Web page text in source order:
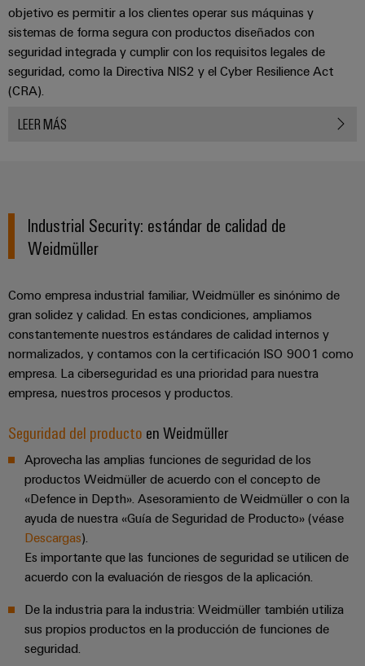
los
diferentes
sectores
la
Oil
&
Gas
un
funcionamiento
seguro
con
soluciones
integradas
para
de
Sector
ferroviario
Soluciones
modernas
y
digitales
para
movilidad
respetuosa
con
Industrial
AI
Acceso
remoto
Application
IoT
Workplace
&
Accesorios
Máquinas
automáticas
Software
Señalizadores
Impresoras
Industry
light
objetivo es permitir a los clientes operar sus máquinas y
sistemas de forma segura con productos diseñados con
seguridad integrada y cumplir con los requisitos legales de
seguridad, como la Directiva NIS2 y el Cyber Resilience Act
(CRA).
LEER MÁS
Industrial Security: estándar de calidad de
Weidmüller
Como empresa industrial familiar, Weidmüller es sinónimo de
gran solidez y calidad. En estas condiciones, ampliamos
constantemente nuestros estándares de calidad internos y
normalizados, y contamos con la certificación ISO 9001 como
empresa. La ciberseguridad es una prioridad para nuestra
empresa, nuestros procesos y productos.
Seguridad del producto en Weidmüller
Aprovecha las amplias funciones de seguridad de los
productos Weidmüller de acuerdo con el concepto de
«Defence in Depth». Asesoramiento de Weidmüller o con la
ayuda de nuestra «Guía de Seguridad de Producto» (véase
Descargas).
Es importante que las funciones de seguridad se utilicen de
acuerdo con la evaluación de riesgos de la aplicación.
De la industria para la industria: Weidmüller también utiliza
sus propios productos en la producción de funciones de
seguridad.